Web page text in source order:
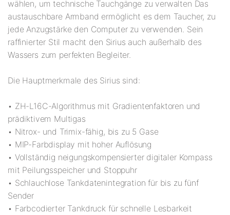
wählen, um technische Tauchgänge zu verwalten Das
austauschbare Armband ermöglicht es dem Taucher, zu
jede Anzugstärke den Computer zu verwenden. Sein
raffinierter Stil macht den Sirius auch außerhalb des
Wassers zum perfekten Begleiter.
Die Hauptmerkmale des Sirius sind:
• ZH-L16C-Algorithmus mit Gradientenfaktoren und
prädiktivem Multigas
• Nitrox- und Trimix-fähig, bis zu 5 Gase
• MIP-Farbdisplay mit hoher Auflösung
• Vollständig neigungskompensierter digitaler Kompass
mit Peilungsspeicher und Stoppuhr
• Schlauchlose Tankdatenintegration für bis zu fünf
Sender
• Farbcodierter Tankdruck für schnelle Lesbarkeit